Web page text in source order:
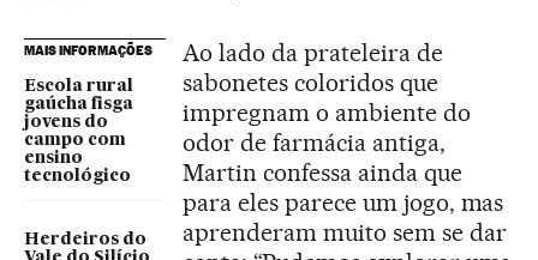
MAIS INFORMAÇÕES
Escola rural
gaúcha fisga
jovens do
campo com
ensino
tecnológico
Herdeiros do
Ao lado da prateleira de
sabonetes coloridos que
impregnam o ambiente do
odor de farmácia antiga,
Martin confessa ainda que
para eles parece um jogo, mas
aprenderam muito sem se dar